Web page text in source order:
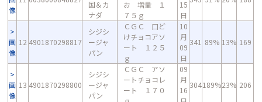
像
国＆カ
ナダ
お 増量 １
７５ｇ
15
日
画
像
12 4901870298817
シジシ
ージャ
パン
ＣＧＣ 口ど
けチョコアソ
ート １２５
ｇ
10
月
09
日
341 89% 13% 169
画
像
13 4901870298800
シジシ
ージャ
パン
ＣＧＣ アソ
ートチョコレ
ート １７０
09
月
16
304189%23% 206